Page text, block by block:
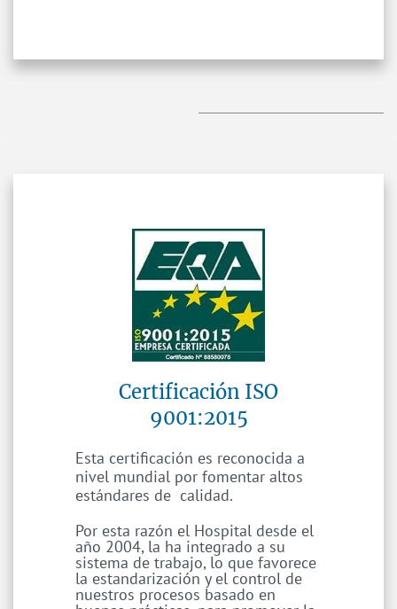
Certificación ISO
​9001:2015
Esta certificación es reconocida a
nivel mundial por fomentar altos
estándares de calidad.
Por esta razón el Hospital desde el
año 2004, la ha integrado a su
sistema de trabajo, lo que favorece
la estandarización y el control de
nuestros procesos basado en